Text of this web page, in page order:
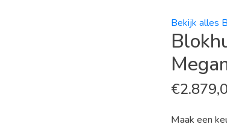
Bekijk alles
€
Maak een